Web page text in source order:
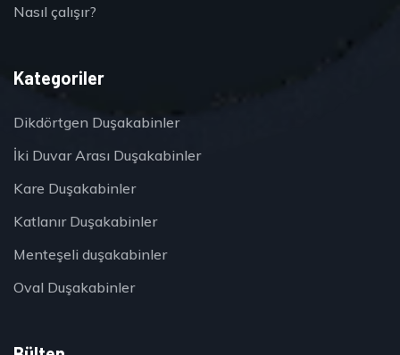
Nasıl çalışır?
Kategoriler
Dikdörtgen Duşakabinler
İki Duvar Arası Duşakabinler
Kare Duşakabinler
Katlanır Duşakabinler
Menteşeli duşakabinler
Oval Duşakabinler